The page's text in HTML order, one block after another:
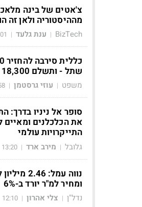
צ'אטים של בינה
מההיסטוריה ולאן זה
BizTech
| ענת גלעד |
שתל - ותשלם 18,300
משפט | עוזי גרסטמן |
סופר אל ניניו בדרך:
את הכלכלנים ומאיים
התייקרויות עולמי
גלובל | מירב ארד |
13:20
נווה עמל:
ומחיר למ"ר יורד ב-6%
נדל"ן | צלי אהרון |
12:10